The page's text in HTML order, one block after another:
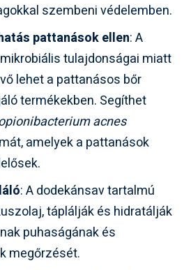
szembeni védelemben.
pattanások ellen: A
tulajdonságai miatt
lehet a pattanásos bőr
termékekben. Segíthet
acnes
amelyek a pattanások
: A dodekánsav tartalmú
táplálják és hidratálják
puhaságának és
megőrzését.